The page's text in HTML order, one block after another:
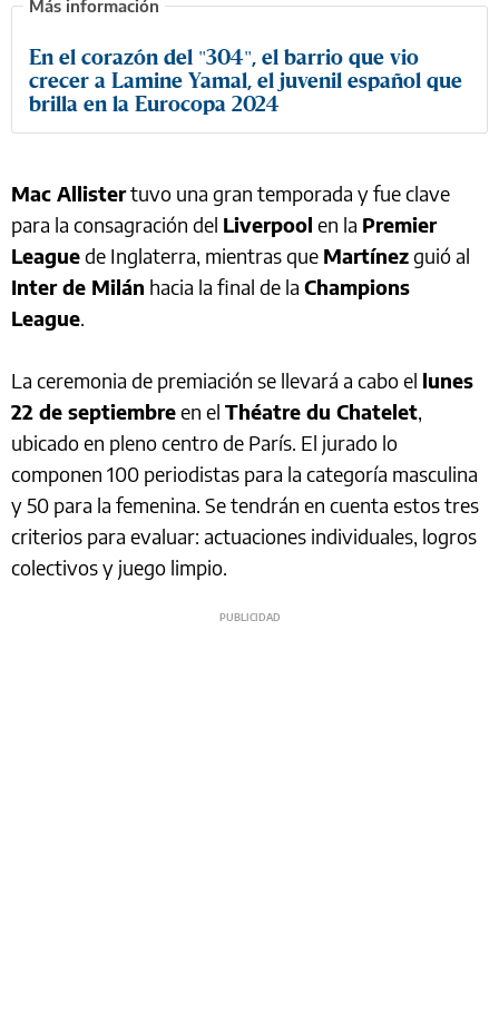
En el corazón del "304", el barrio que vio
crecer a Lamine Yamal, el juvenil español que
brilla en la Eurocopa 2024
Mac Allistertuvo una gran temporada y fue clave
para la consagración del Liverpool en la Premier
Leaguede Inglaterra, mientras que Martínezguió al
Inter de Milán hacia la final de la Champions
League.
La ceremonia de premiación se llevará a cabo el lunes
22 de septiembreen el Théatre du Chatelet,
ubicado en pleno centro de París. El jurado lo
componen 100 periodistas para la categoría masculina
y 50 para la femenina. Se tendrán en cuenta estos tres
criterios para evaluar: actuaciones individuales, logros
colectivos y juego limpio.